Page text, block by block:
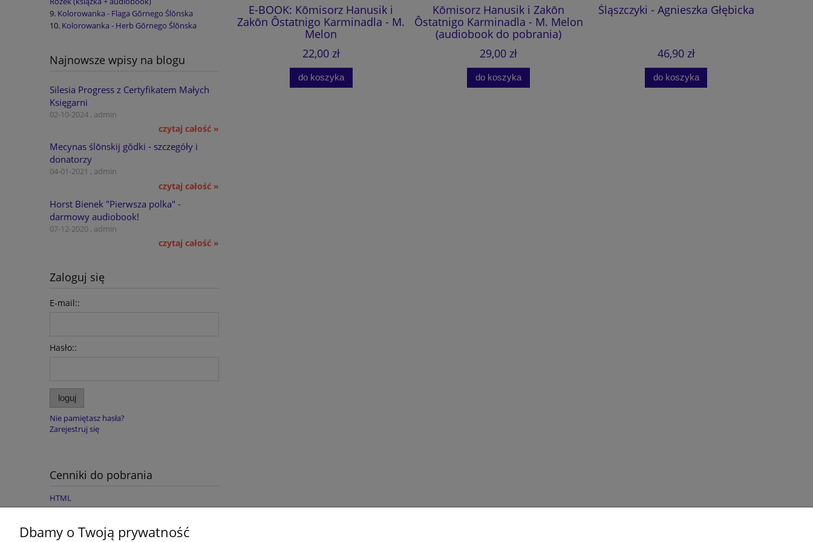
Kolorowanka - Flaga Gōrnego Ślōnska
Kolorowanka - Herb Gōrnego Ślōnska
Najnowsze wpisy na blogu
Silesia Progress z Certyfikatem Małych
Księgarni
02-10-2024 , admin
czytaj całość »
Mecynas ślōnskij gŏdki - szczegóły i
donatorzy
04-01-2021 , admin
czytaj całość »
Horst Bienek "Pierwsza polka" -
darmowy audiobook!
07-12-2020 , admin
czytaj całość »
Zaloguj się
E-mail::
Hasło::
loguj
Nie pamiętasz hasła?
Zarejestruj się
Cenniki do pobrania
HTML
E-BOOK: Kōmisorz Hanusik i
umrzik we szranku - M. Melon
21,00 zł
E-BOOK: Kōmisorz Hanusik i
Zakōn Ôstatnigo Karminadla - M.
Melon
22,00 zł
do koszyka
Kōmisorz Hanusik i Zakōn
Ôstatnigo Karminadla - M. Melon
(audiobook do pobrania)
29,00 zł
do koszyka
Śląszczyki - Agnieszka Głębicka
46,90 zł
do koszyka
Dbamy o Twoją prywatność